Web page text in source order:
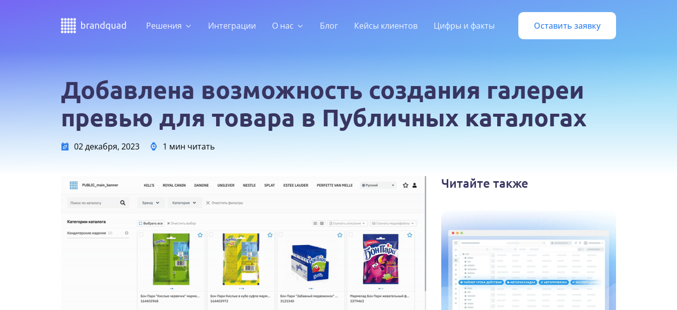
Решения Интеграции О нас Блог Кейсы клиентов Цифры и факты Оставить заявку
Добавлена возможность создания галереи
превью для товара в Публичных каталогах
02 декабря, 2023 1 мин читать
Читайте также